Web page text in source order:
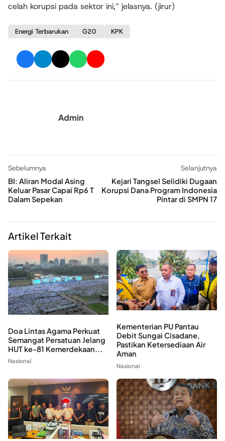
celah korupsi pada sektor ini,” jelasnya. (jirur)
Energi Terbarukan G20 KPK
Admin
Sebelumnya
BI: Aliran Modal Asing
Keluar Pasar Capai Rp6 T
Dalam Sepekan
Selanjutnya
Kejari Tangsel Selidiki Dugaan
Korupsi Dana Program Indonesia
Pintar di SMPN 17
Artikel Terkait
Doa Lintas Agama Perkuat
Semangat Persatuan Jelang
HUT ke-81 Kemerdekaan...
Nasional
Kementerian PU Pantau
Debit Sungai Cisadane,
Pastikan Ketersediaan Air
Aman
Nasional